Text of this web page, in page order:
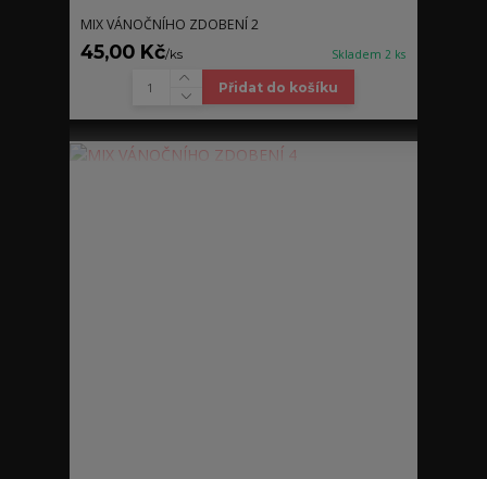
MIX VÁNOČNÍHO ZDOBENÍ 2
45,00 Kč/ks Skladem 2 ks
Přidat do košíku